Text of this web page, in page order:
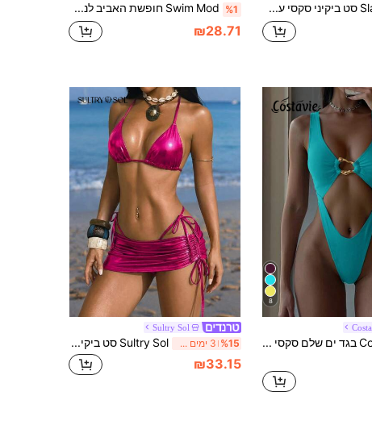
Slaydiva סט ביקיני סקסי עם שוליים מתכתיים וגזרות חוף קז'ואל 2026 %1 Swim Mod חופשת האביב לנשים צבע אחיד דקורטיבי מתכת בנדאו ביקיני תחתונים וחוטיני סט בגד ים סקסי לקיץ
₪28.71
8
Costavie בגד ים שלם סקסי לחופשה בצבע אחיד עם רצועה עבה וחזית חלולה, קישוט ייחודי אופנתי
Sultry Sol
%15 3 ימים אחרונים Sultry Sol סט ביקיני 3 חלקים לנשים - ביקיני מבריק אחיד עם קשירה וחצאית תואמת, בגד ים סקסי גזרה צמודה לקיץ
₪33.15